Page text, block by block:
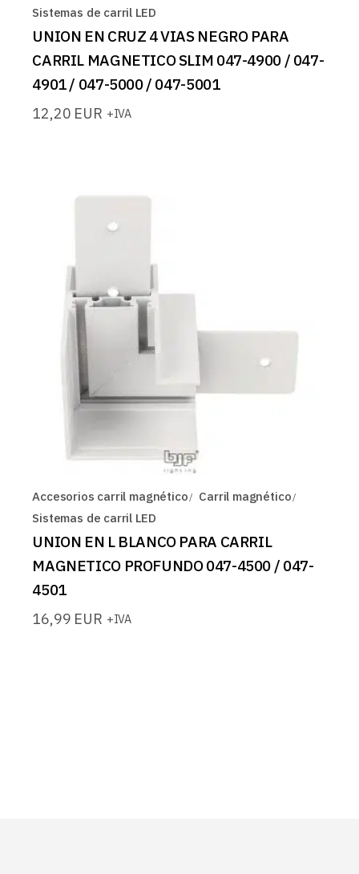
Sistemas de carril LED
UNION EN CRUZ 4 VIAS NEGRO PARA
CARRIL MAGNETICO SLIM 047-4900 / 047-
4901 / 047-5000 / 047-5001
12,20 EUR +IVA
Accesorios carril magnético
Carril magnético
Sistemas de carril LED
UNION EN L BLANCO PARA CARRIL
MAGNETICO PROFUNDO 047-4500 / 047-
4501
16,99 EUR +IVA